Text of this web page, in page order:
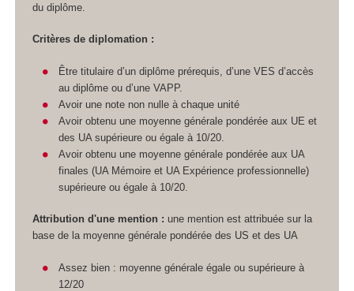
du diplôme.
Critères de diplomation :
Être titulaire d’un diplôme prérequis, d’une VES d’accès
au diplôme ou d’une VAPP.​​​​​​
Avoir une note non nulle à chaque unité
Avoir obtenu une moyenne générale pondérée aux UE et
des UAsupérieure ou égale à 10/20.
Avoir obtenu une moyenne générale pondérée aux UA
finales (UAMémoire et UAExpérience professionnelle)
supérieure ou égale à 10/20.
Attribution d'une mention : une mention est attribuée sur la
base de la moyenne générale pondérée des US et des UA
Assez bien : moyenne générale égale ou supérieure à
12/20